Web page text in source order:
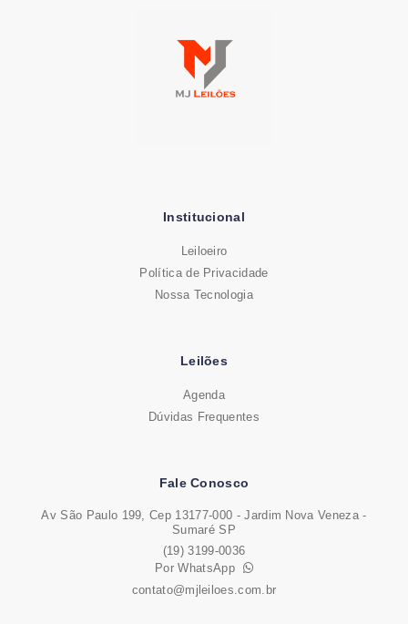
Institucional
Leiloeiro
Política de Privacidade
Nossa Tecnologia
Leilões
Agenda
Dúvidas Frequentes
Fale Conosco
Av São Paulo 199, Cep 13177-000 - Jardim Nova Veneza -
Sumaré SP
(19) 3199-0036
Por WhatsApp
contato@mjleiloes.com.br